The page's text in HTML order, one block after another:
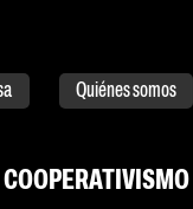
Quiénes somos
COOPERATIVISMO